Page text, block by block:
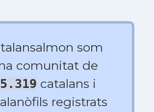
som
comunitat de
catalans i
registrats